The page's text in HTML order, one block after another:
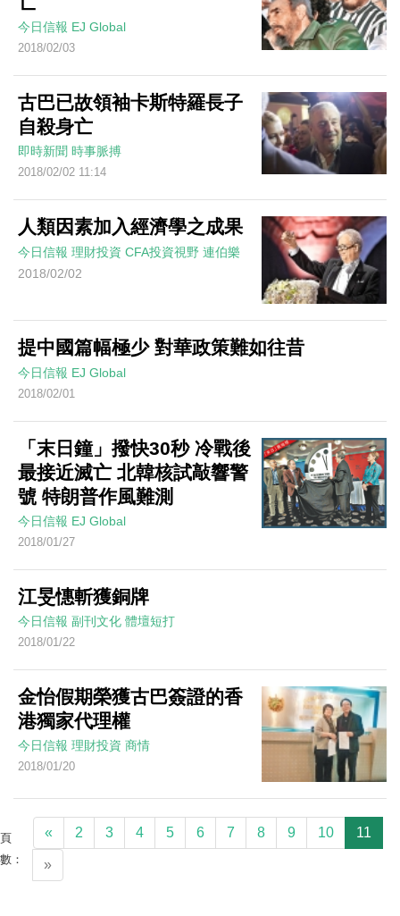
今日信報 EJ Global
2018/02/03
古巴已故領袖卡斯特羅長子
自殺身亡
即時新聞 時事脈搏
2018/02/02 11:14
人類因素加入經濟學之成果
今日信報 理財投資 CFA投資視野 連伯樂
2018/02/02
提中國篇幅極少 對華政策難如往昔
今日信報 EJ Global
2018/02/01
「末日鐘」撥快30秒 冷戰後
最接近滅亡 北韓核試敲響警
號 特朗普作風難測
今日信報 EJ Global
2018/01/27
江旻憓斬獲銅牌
今日信報 副刊文化 體壇短打
2018/01/22
金怡假期榮獲古巴簽證的香
港獨家代理權
今日信報 理財投資 商情
2018/01/20
頁
數：
« 2 3 4 5 6 7 8 9 10 11
»